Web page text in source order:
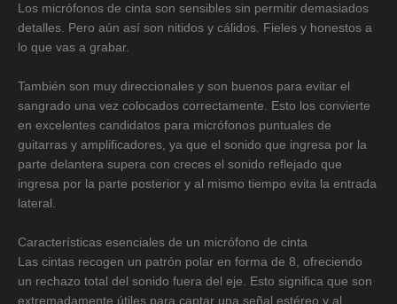
Los micrófonos de cinta son sensibles sin permitir demasiados
detalles. Pero aún así son nitidos y cálidos. Fieles y honestos a
lo que vas a grabar.
También son muy direccionales y son buenos para evitar el
sangrado una vez colocados correctamente. Esto los convierte
en excelentes candidatos para micrófonos puntuales de
guitarras y amplificadores, ya que el sonido que ingresa por la
parte delantera supera con creces el sonido reflejado que
ingresa por la parte posterior y al mismo tiempo evita la entrada
lateral.
Características esenciales de un micrófono de cinta
Las cintas recogen un patrón polar en forma de 8, ofreciendo
un rechazo total del sonido fuera del eje. Esto significa que son
extremadamente útiles para captar una señal estéreo y al